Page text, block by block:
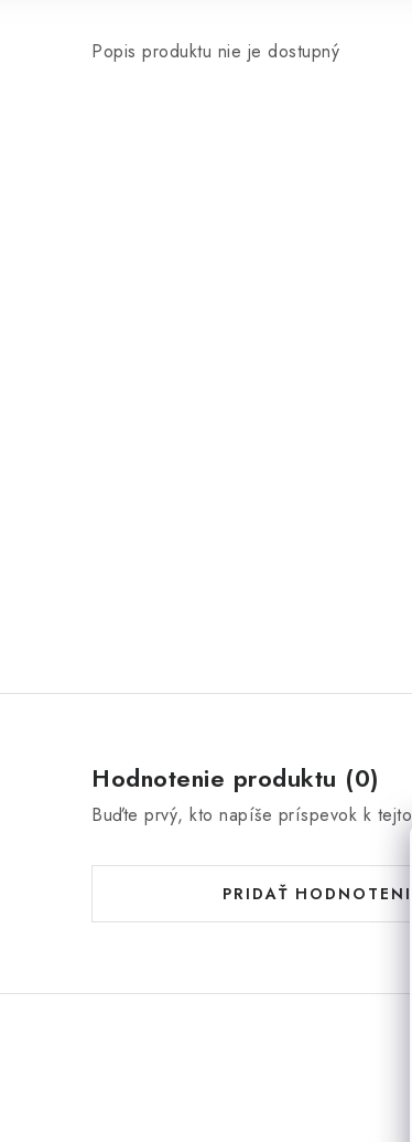
Popis produktu nie je dostupný
Hodnotenie produktu (0)
Buďte prvý, kto napíše príspevok k
PRIDAŤ HODNOTENIE